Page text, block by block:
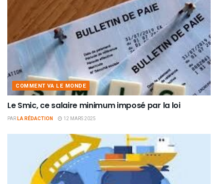
COMMENT VA LE MONDE
Le Smic, ce salaire minimum imposé par la loi
PARLA RÉDACTION 12 MARS 2025